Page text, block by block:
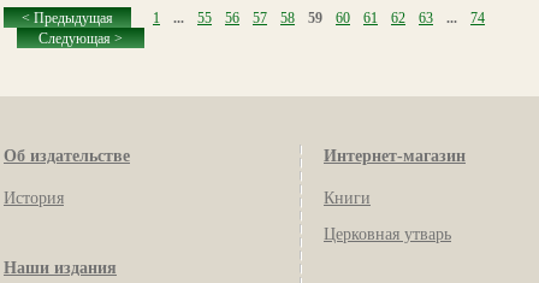
< Предыдущая 1 ... 55 56 57 58 59 60 61 62 63 ...
74
Следующая >
Об издательстве
История
Наши издания
Интернет-магазин
Книги
Церковная утварь